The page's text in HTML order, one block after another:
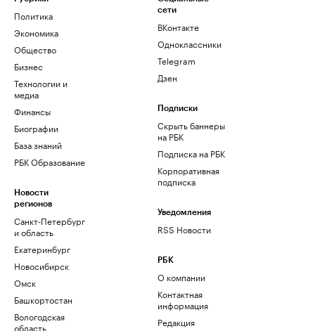
Политика
Экономика
Общество
Бизнес
Технологии и
медиа
Финансы
Биографии
База знаний
РБК Образование
Новости
регионов
Санкт-Петербург
и область
Екатеринбург
Новосибирск
Омск
Башкортостан
Вологодская
область
сети
ВКонтакте
Одноклассники
Telegram
Дзен
Подписки
Скрыть баннеры
на РБК
Подписка на РБК
Корпоративная
подписка
Уведомления
RSS Новости
РБК
О компании
Контактная
информация
Редакция